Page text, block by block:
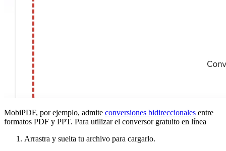
MobiPDF, por ejemplo, admite conversiones bidireccionales entre
formatos PDF y PPT. Para utilizar el conversor gratuito en línea
Arrastra y suelta tu archivo para cargarlo.